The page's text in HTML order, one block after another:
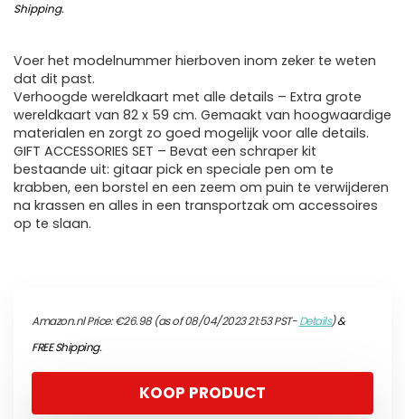
Shipping.
Voer het modelnummer hierboven inom zeker te weten
dat dit past.
Verhoogde wereldkaart met alle details – Extra grote
wereldkaart van 82 x 59 cm. Gemaakt van hoogwaardige
materialen en zorgt zo goed mogelijk voor alle details.
GIFT ACCESSORIES SET – Bevat een schraper kit
bestaande uit: gitaar pick en speciale pen om te
krabben, een borstel en een zeem om puin te verwijderen
na krassen en alles in een transportzak om accessoires
op te slaan.
Amazon.nl Price:€26.98(as of 08/04/2023 21:53 PST-Details)&
FREE Shipping.
KOOP PRODUCT